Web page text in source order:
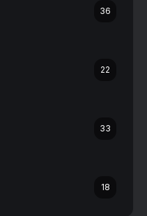
36
22
33
18